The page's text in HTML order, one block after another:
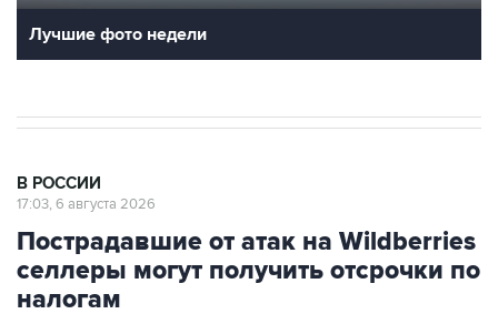
Лучшие фото недели
В РОССИИ
17:03, 6 августа 2026
Пострадавшие от атак на Wildberries
селлеры могут получить отсрочки по
налогам